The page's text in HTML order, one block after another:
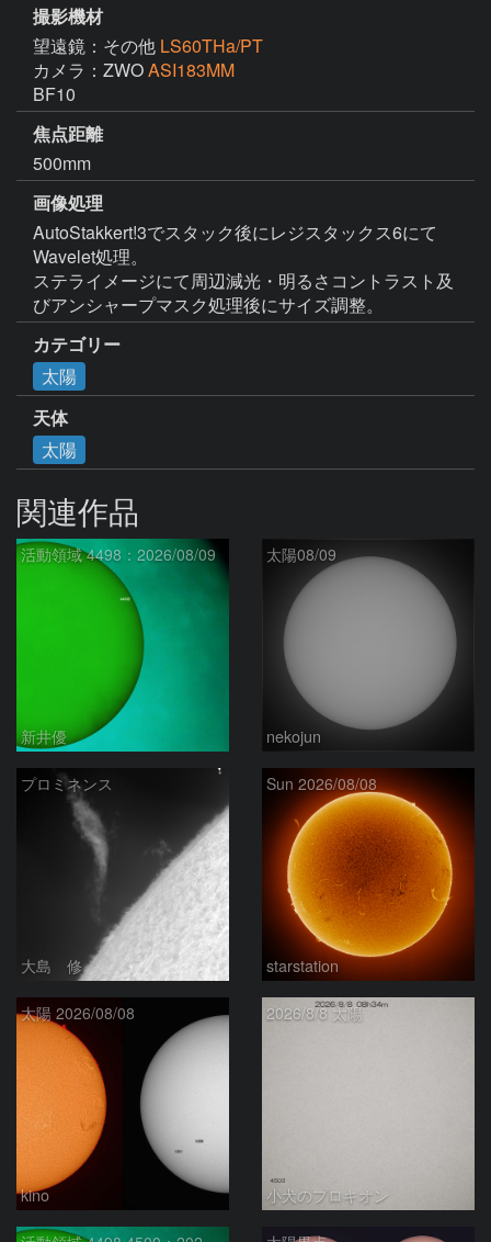
撮影機材
望遠鏡：その他 LS60THa/PT
カメラ：ZWOASI183MM
BF10
焦点距離
500mm
画像処理
AutoStakkert!3でスタック後にレジスタックス6にて
Wavelet処理。
ステライメージにて周辺減光・明るさコントラスト及
びアンシャープマスク処理後にサイズ調整。
カテゴリー
太陽
天体
太陽
関連作品
活動領域 4498：2026/08/09
新井優
太陽08/09
nekojun
プロミネンス
大島 修
Sun 2026/08/08
starstation
太陽 2026/08/08
kino
2026/8/8 太陽
小犬のプロキオン